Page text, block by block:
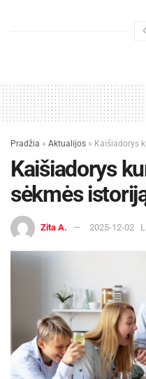
Pradžia » Aktualijos » Kaišiadorys
Kaišiadorys
sėkmės
Zita A. 2025-12-02